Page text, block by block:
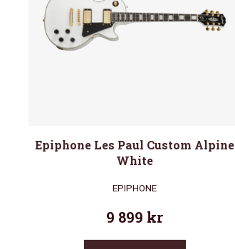
Epiphone Les Paul Custom Alpine
White
EPIPHONE
9 899 kr